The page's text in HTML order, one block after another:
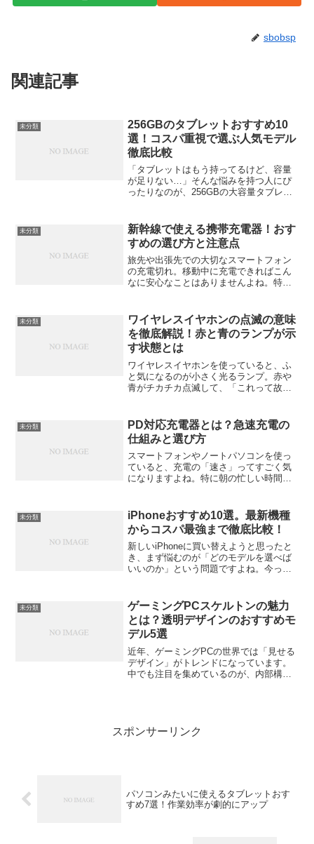
sbobsp
関連記事
未分類
256GBのタブレットおすすめ10
選！コスパ重視で選ぶ人気モデル
徹底比較
「タブレットはもう持ってるけど、容量
が足りない…」そんな悩みを持つ人にぴ
ったりなのが、256GBの大容量タブレッ
も安定。最近では10万円以下のコスパモ
デルも増え、選択肢...
未分類
新幹線で使える携帯充電器！おす
すめの選び方と注意点
旅先や出張先での大切なスマートフォン
の充電切れ。移動中に充電できればこん
なに安心なことはありませんよね。特に
ーが赤信号……なんて経験、一度はある
のではないでしょうか。で...
未分類
ワイヤレスイヤホンの点滅の意味
を徹底解説！赤と青のランプが示
す状態とは
ワイヤレスイヤホンを使っていると、ふ
と気になるのが小さく光るランプ。赤や
青がチカチカ点滅して、「これって故
イヤホンの状態を教えてくれる“サイン”な
んです。今回は、その意...
未分類
PD対応充電器とは？急速充電の
仕組みと選び方
スマートフォンやノートパソコンを使っ
ていると、充電の「速さ」ってすごく気
になりますよね。特に朝の忙しい時間帯
ことです。そんな時に耳にするのが「PD
対応充電器」という言葉...
未分類
iPhoneおすすめ10選。最新機種
からコスパ最強まで徹底比較！
新しいiPhoneに買い替えようと思ったと
き、まず悩むのが「どのモデルを選べば
いいのか」という問題ですよね。今って
の16シリーズと15シリーズ、どっちがコ
スパい...
未分類
ゲーミングPCスケルトンの魅力
とは？透明デザインのおすすめモ
デル5選
近年、ゲーミングPCの世界では「見せる
デザイン」がトレンドになっています。
中でも注目を集めているのが、内部構造
スポンサーリンク
パソコンみたいに使えるタブレットおす
すめ7選！作業効率が劇的にアップ